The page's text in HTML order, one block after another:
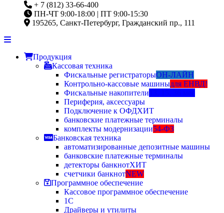
+ 7 (812) 33-66-400
ПН-ЧТ 9:00-18:00 | ПТ 9:00-15:30
195265, Санкт-Петербург, Гражданский пр., 111
Продукция
Кассовая техника
Фискальные регистраторыОН-ЛАЙН
Контрольно-кассовые машиныдля ЕНВД!
Фискальные накопители
Периферия, аксессуары
Подключение к ОФДХИТ
банковские платежные терминалы
комплекты модернизации54-ФЗ
Банковская техника
автоматизированные депозитные машины
банковские платежные терминалы
детекторы банкнотХИТ
счетчики банкнотNEW
Программное обеспечение
Кассовое программное обеспечение
1С
Драйверы и утилиты